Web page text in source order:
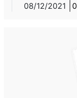
08/12/2021 0